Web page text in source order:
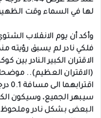
لها في السماء وقت
الاقتران الكبير النادر
(الاقتران العظيم)..
سيبهر الجميع، وسيكون
البعض بشكل نادر وملحوظ